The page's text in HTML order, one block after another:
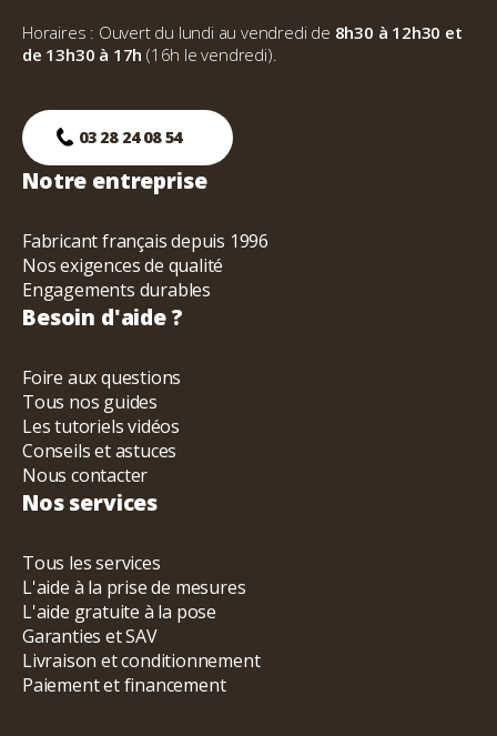
Horaires : Ouvert du lundi au vendredi de 8h30 à 12h30 et
de 13h30 à 17h(16h le vendredi).
03 28 24 08 54
Notre entreprise
Fabricant français depuis 1996
Nos exigences de qualité
Engagements durables
Besoin d'aide ?
Foire aux questions
Tous nos guides
Les tutoriels vidéos
Conseils et astuces
Nous contacter
Nos services
Tous les services
L'aide à la prise de mesures
L'aide gratuite à la pose
Garanties et SAV
Livraison et conditionnement
Paiement et financement